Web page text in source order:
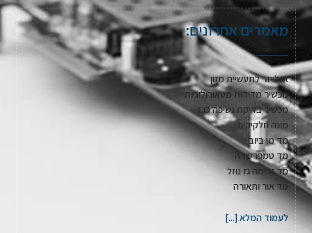
מאמרים אחרונים:
אנלייזר לתעשיית מזון
מכשיר מדידות מטאורולוגיות
מכשיר בדיקת נשיפה CO
מונה חלקיקים
מד מי ביוב
מד טמפרטורה
מד זרימה גז נוזל
מד אור ותאורה
לעמוד המלא [...]